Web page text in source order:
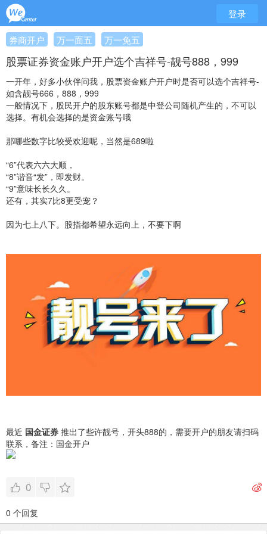
登录
券商开户 万一面五 万一免五
股票证券资金账户开户选个吉祥号-靓号888，999
一开年，好多小伙伴问我，股票资金账户开户时是否可以选个吉祥号-
如含靓号666，888，999
一般情况下，股民开户的股东账号都是中登公司随机产生的，不可以
选择。有机会选择的是资金账号哦
那哪些数字比较受欢迎呢，当然是689啦
“6”代表六六大顺，
“8”谐音“发”，即发财。
“9”意味长长久久。
还有，其实7比8更受宠？
因为七上八下。股指都希望永远向上，不要下啊
最近 国金证券 推出了些许靓号，开头888的，需要开户的朋友请扫码
联系，备注：国金开户
0
0 个回复